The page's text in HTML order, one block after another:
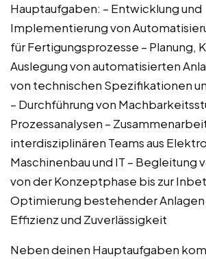
Hauptaufgaben: – Entwicklung und
Implementierung von
für Fertigungsprozesse – Planung,
Auslegung von automatisierten
von technischen Spezifikationen
– Durchführung von
Prozessanalysen –
interdisziplinären Teams aus
Maschinenbau und IT – Begleitung
von der Konzeptphase bis zur
Optimierung bestehender
Effizienz und Zuverlässigkeit
Neben deinen Hauptaufgaben